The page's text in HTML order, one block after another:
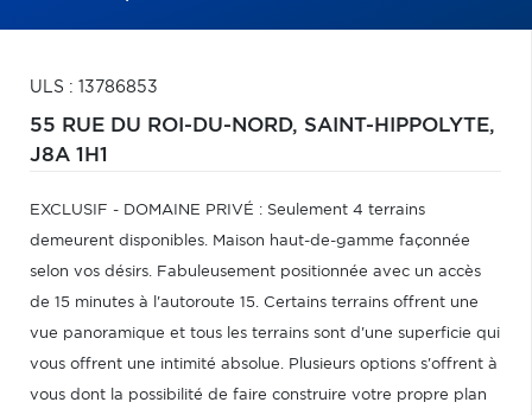
ULS : 13786853
55 RUE DU ROI-DU-NORD, SAINT-HIPPOLYTE,
J8A 1H1
EXCLUSIF - DOMAINE PRIVÉ : Seulement 4 terrains
demeurent disponibles. Maison haut-de-gamme façonnée
selon vos désirs. Fabuleusement positionnée avec un accès
de 15 minutes à l'autoroute 15. Certains terrains offrent une
vue panoramique et tous les terrains sont d'une superficie qui
vous offrent une intimité absolue. Plusieurs options s'offrent à
vous dont la possibilité de faire construire votre propre plan